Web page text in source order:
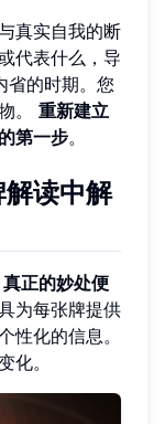
真实自我的断
代表什么，导
省的时期。您
。 重新建立
第一步。
读中解
真正的妙处便
为每张牌提供
性化的信息。
化。